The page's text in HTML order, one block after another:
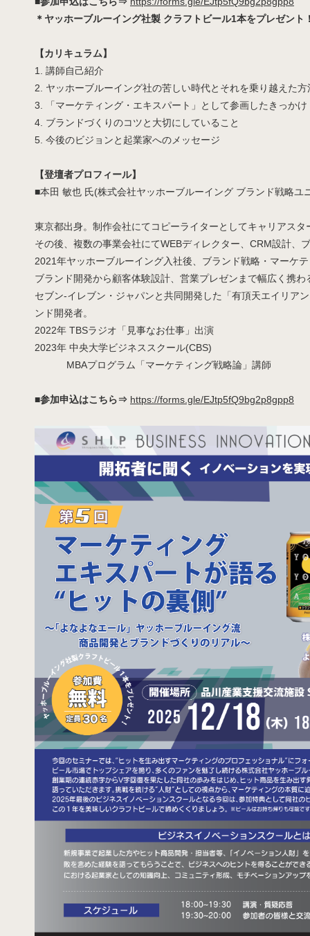
＊ヤッホーブルーイング社製 クラフトビール1本をプレゼント
【カリキュラム】
1. 講師自己紹介
2. ヤッホーブルーイング社の苦しい時代とそれを乗り越えた方
3. 「マーケティング・エキスパート」として参画したきっかけ
4. ブランドづくりのコツと大切にしていること
5. 今後のビジョンと起業家へのメッセージ
【登壇者プロフィール】
■本田 敏也 氏(株式会社ヤッホーブルーイング ブランド戦略ユ
東京都出身。制作会社にてコピーライターとしてキャリアスタ
その後、複数の事業会社にてWEBディレクター、CRM設計、
2021年ヤッホーブルーイング入社後、ブランド戦略・マーケ
ブランド開発から顧客体験設計、営業プレゼンまで幅広く携わ
セブン-イレブン・ジャパンと共同開発した「有頂天エイリア
ンド開発者。
2022年 TBSラジオ「見事なお仕事」出演
2023年 中央大学ビジネススクール(CBS)
MBAプログラム「マーケティング戦略論」講師
■参加申込はこちら⇒ https://forms.gle/EJtp5fQ9bg2p8gpp8